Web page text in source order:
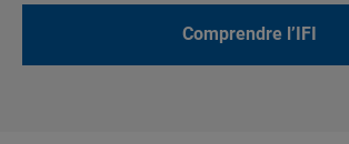
Comprendre l’IFI